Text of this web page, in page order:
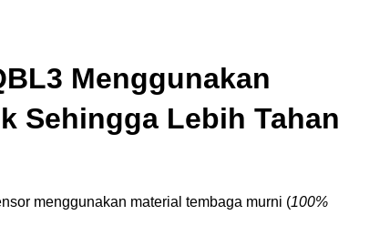
Menggunakan
Sehingga Lebih Tahan
menggunakan material tembaga murni (100%